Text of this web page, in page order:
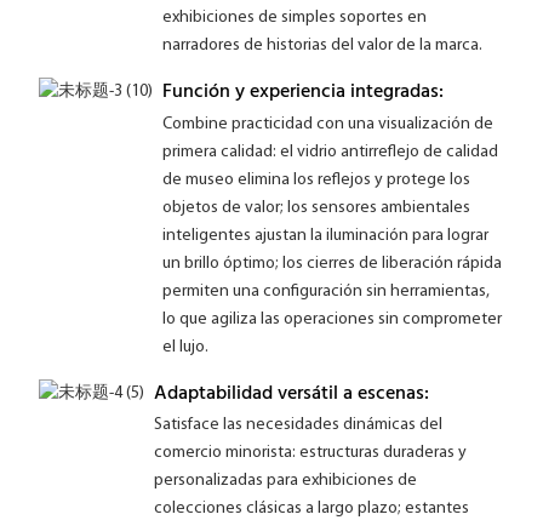
exhibiciones de simples soportes en
narradores de historias del valor de la marca.
Función y experiencia integradas:
Combine practicidad con una visualización de
primera calidad: el vidrio antirreflejo de calidad
de museo elimina los reflejos y protege los
objetos de valor; los sensores ambientales
inteligentes ajustan la iluminación para lograr
un brillo óptimo; los cierres de liberación rápida
permiten una configuración sin herramientas,
lo que agiliza las operaciones sin comprometer
el lujo.
Adaptabilidad versátil a escenas:
Satisface las necesidades dinámicas del
comercio minorista: estructuras duraderas y
personalizadas para exhibiciones de
colecciones clásicas a largo plazo; estantes